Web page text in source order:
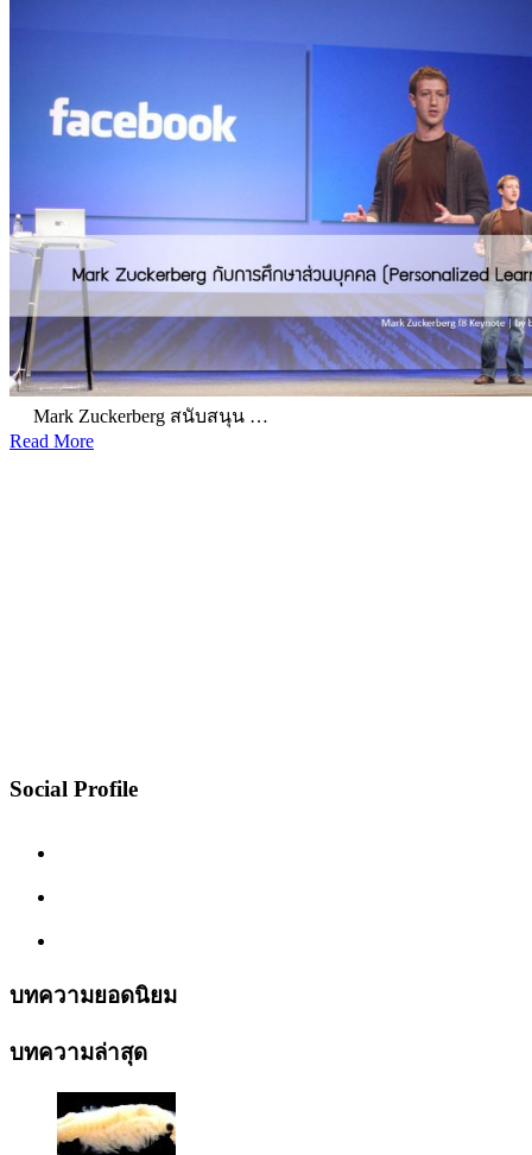
Mark Zuckerberg สนับสนุน …
Read More
Social Profile
บทความยอดนิยม
บทความล่าสุด